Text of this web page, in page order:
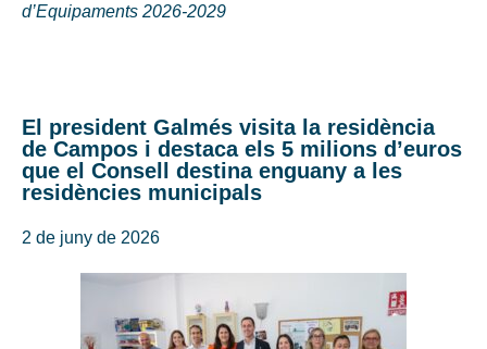
d’Equipaments 2026-2029
El president Galmés visita la residència
de Campos i destaca els 5 milions d’euros
que el Consell destina enguany a les
residències municipals
2 de juny de 2026